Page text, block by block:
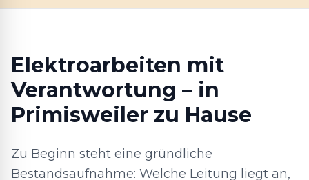
Elektroarbeiten mit
Verantwortung – in
Primisweiler zu Hause
Zu Beginn steht eine gründliche
Bestandsaufnahme: Welche Leitung liegt an,